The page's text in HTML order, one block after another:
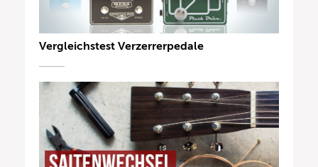
Vergleichstest Verzerrerpedale